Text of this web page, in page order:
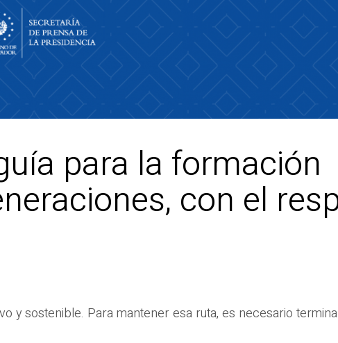
para la formación
con el
y sostenible. Para mantener esa ruta, es necesario